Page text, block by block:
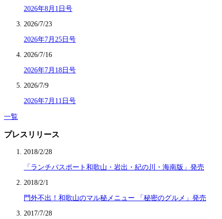
2026年8月1日号
2026/7/23
2026年7月25日号
2026/7/16
2026年7月18日号
2026/7/9
2026年7月11日号
一覧
プレスリリース
2018/2/28
「ランチパスポート和歌山・岩出・紀の川・海南版」発売
2018/2/1
門外不出！和歌山のマル秘メニュー 「秘密のグルメ」発売
2017/7/28